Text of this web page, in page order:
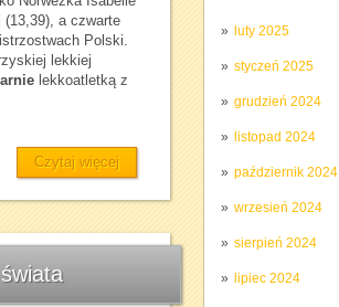
luty 2025
styczeń 2025
grudzień 2024
listopad 2024
październik 2024
wrzesień 2024
sierpień 2024
lipiec 2024
(13,39), a czwarte
Polski.
lekkiej
lekkoatletką z
Czytaj więcej